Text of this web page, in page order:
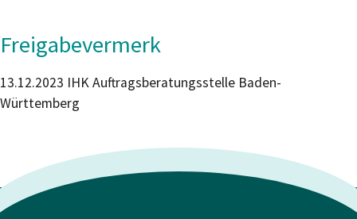
Freigabevermerk
13.12.2023 IHK Auftragsberatungsstelle Baden-
Württemberg